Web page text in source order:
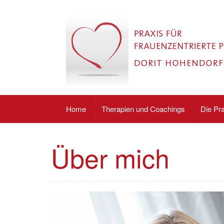
PRAXIS FÜR FRAUENZENTRIERTE
Home Therapien und Coachings Die
Über mich